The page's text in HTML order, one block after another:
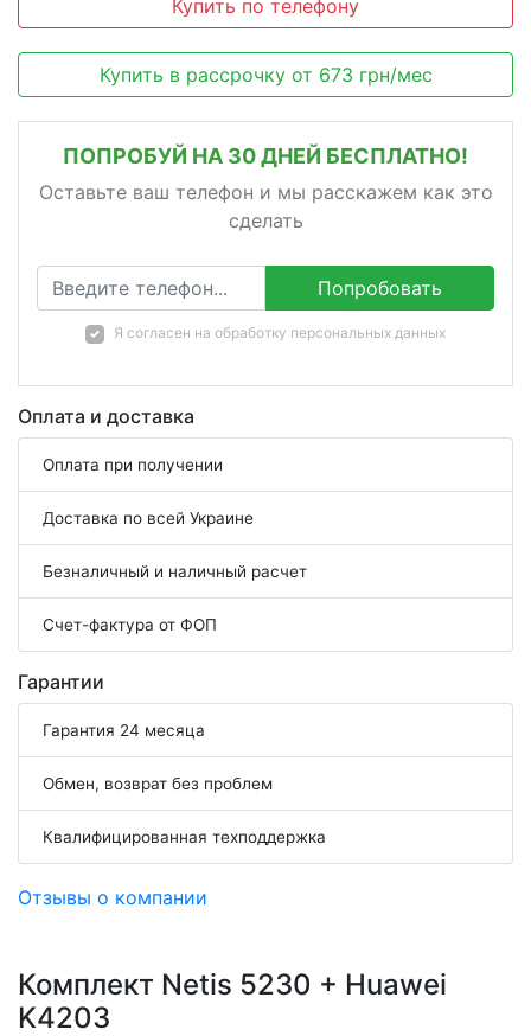
Купить по телефону
Купить в рассрочку от 673 грн/мес
ПОПРОБУЙ НА 30 ДНЕЙ БЕСПЛАТНО!
Оставьте ваш телефон и мы расскажем как это
сделать
Попробовать
Я согласен на обработку персональных данных
Оплата и доставка
Оплата при получении
Доставка по всей Украине
Безналичный и наличный расчет
Счет-фактура от ФОП
Гарантии
Гарантия 24 месяца
Обмен, возврат без проблем
Квалифицированная техподдержка
Отзывы о компании
Комплект Netis 5230 + Huawei
K4203